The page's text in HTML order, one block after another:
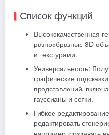
Список функций
Высококачественная
разнообразные 3D-
и текстурами.
Универсальность:
графические
представлений,
гауссианы и сетки.
Гибкое
редактировать